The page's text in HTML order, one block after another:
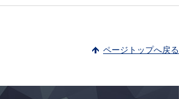
ページトップへ戻る